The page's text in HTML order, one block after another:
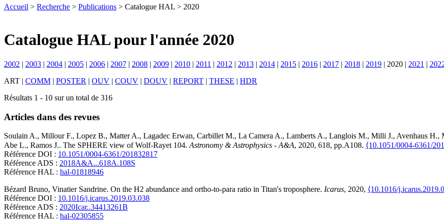
Accueil > Recherche > Publications > Catalogue HAL > 2020
Catalogue HAL pour l'année 2020
2002 | 2003 | 2004 | 2005 | 2006 | 2007 | 2008 | 2009 | 2010 | 2011 | 2012 | 2013 | 2014 | 2015 | 2016 | 2017 | 2018 | 2019 | 2020 | 2021 |
ART | COMM | POSTER | OUV | COUV | DOUV | REPORT | THESE | HDR
Résultats 1 - 10 sur un total de 316
Articles dans des revues
Soulain A., Millour F., Lopez B., Matter A., Lagadec Erwan, Carbillet M., La Camera A., Lamberts A., Langlois M., Milli J., Avenhaus H.,
Abe L., Ramos J.. The SPHERE view of Wolf-Rayet 104. Astronomy & Astrophysics - A&A, 2020, 618, pp.A108. ⟨10.1051/0004-6361/
Référence DOI : 10.1051/0004-6361/201832817
Référence ADS : 2018A&A...618A.108S
Référence HAL : hal-01818946
Bézard Bruno, Vinatier Sandrine. On the H2 abundance and ortho-to-para ratio in Titan's troposphere. Icarus, 2020, ⟨10.1016/
Référence DOI : 10.1016/j.icarus.2019.03.038
Référence ADS : 2020Icar..34413261B
Référence HAL : hal-02305855